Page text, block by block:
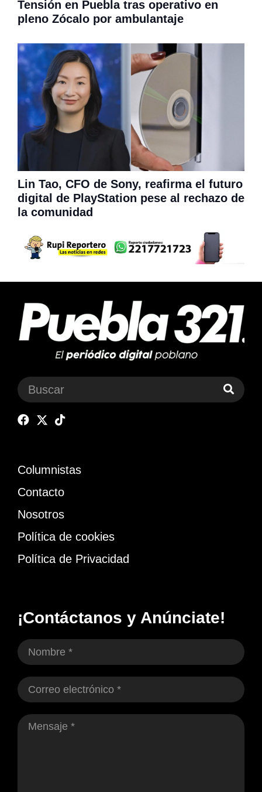
Tensión en Puebla tras operativo en
pleno Zócalo por ambulantaje
Lin Tao, CFO de Sony, reafirma el futuro
digital de PlayStation pese al rechazo de
la comunidad
Columnistas
Contacto
Nosotros
Política de cookies
Política de Privacidad
¡Contáctanos y Anúnciate!